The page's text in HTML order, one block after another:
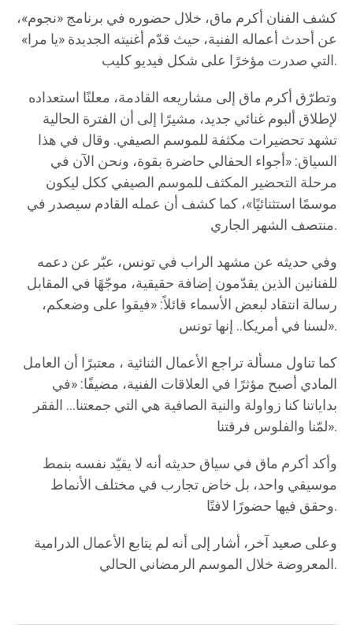
كشف الفنان أكرم ماق، خلال حضوره في برنامج «نجوم»،
عن أحدث أعماله الفنية، حيث قدّم أغنيته الجديدة «يا مرا»
التي صدرت مؤخرًا على شكل فيديو كليب.
وتطرّق أكرم ماق إلى مشاريعه القادمة، معلنًا استعداده
لإطلاق ألبوم غنائي جديد، مشيرًا إلى أن الفترة الحالية
تشهد تحضيرات مكثفة للموسم الصيفي. وقال في هذا
السياق: «أجواء الحفالي حاضرة بقوة، ونحن الآن في
مرحلة التحضير المكثف للموسم الصيفي ككل ليكون
موسمًا استثنائيًا»، كما كشف أن عمله القادم سيصدر في
منتصف الشهر الجاري.
وفي حديثه عن مشهد الراب في تونس، عبّر عن دعمه
للفنانين الذين يقدّمون إضافة حقيقية، موجّهًا في المقابل
رسالة انتقاد لبعض الأسماء قائلاً: «فيقوا على وضعكم،
لسنا في أمريكا.. إنها تونس».
كما تناول مسألة تراجع الأعمال الثنائية ، معتبرًا أن العامل
المادي أصبح مؤثرًا في العلاقات الفنية، مضيفًا: «في
بداياتنا كنا زواولة والنية الصافية هي التي جمعتنا… الفقر
لمّنا والفلوس فرقتنا».
وأكد أكرم ماق في سياق حديثه أنه لا يقيّد نفسه بنمط
موسيقي واحد، بل خاض تجارب في مختلف الأنماط
وحقق فيها حضورًا لافتًا.
وعلى صعيد آخر، أشار إلى أنه لم يتابع الأعمال الدرامية
المعروضة خلال الموسم الرمضاني الحالي.